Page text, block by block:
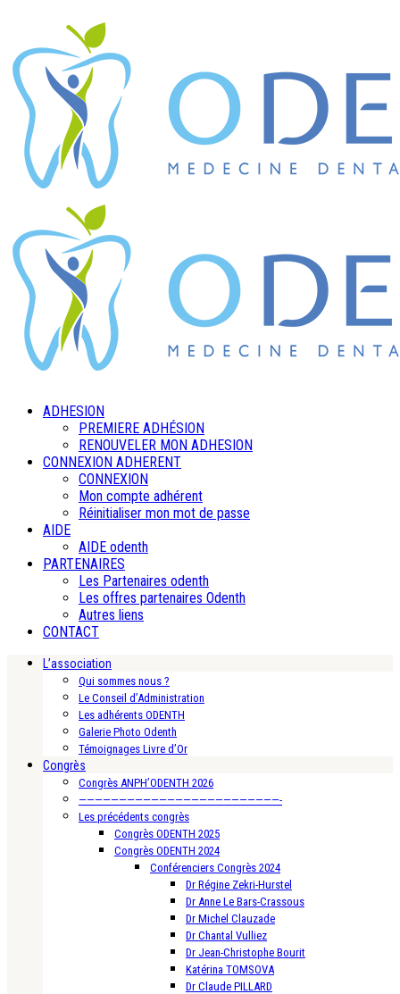
ADHESION
PREMIERE ADHÉSION
RENOUVELER MON ADHESION
CONNEXION ADHERENT
CONNEXION
Mon compte adhérent
Réinitialiser mon mot de passe
AIDE
AIDE odenth
PARTENAIRES
Les Partenaires odenth
Les offres partenaires Odenth
Autres liens
CONTACT
L’association
Qui sommes nous ?
Le Conseil d’Administration
Les adhérents ODENTH
Galerie Photo Odenth
Témoignages Livre d’Or
Congrès
Congrès ANPH’ODENTH 2026
—————————————————————————-
Les précédents congrès
Congrès ODENTH 2025
Congrès ODENTH 2024
Conférenciers Congrès 2024
Dr Régine Zekri-Hurstel
Dr Anne Le Bars-Crassous
Dr Michel Clauzade
Dr Chantal Vulliez
Dr Jean-Christophe Bourit
Katérina TOMSOVA
Dr Claude PILLARD